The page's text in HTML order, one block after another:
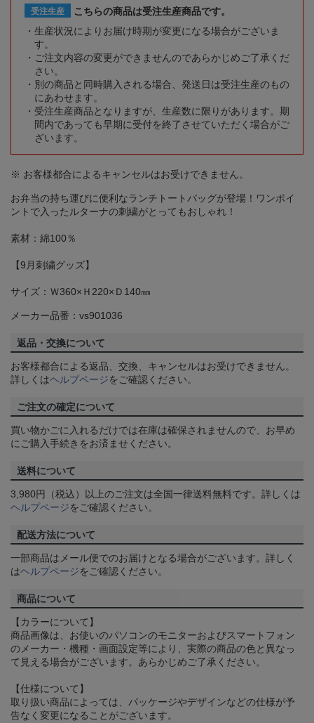
受注生産
こちらの商品は受注生産商品です。
生産状況によりお届け時期が変更になる場合がございま
す。
ご注文内容の変更ができませんのであらかじめご了承くだ
さい。
別の商品と同時購入される場合、発送日は受注生産のもの
にあわせます。
受注生産商品となりますが、生産数に限りがあります。期
間内であっても早期に受付を終了させていただく場合がご
ざいます。
※ お客様都合によるキャンセルはお受けできません。
お弁当の持ち運びに便利なランチトートバッグが登場！ワンポイ
ントで入ったルターナの刺繍がとってもおしゃれ！
素材：綿100％
【9月刺繍グッズ】
サイズ：Ｗ360×Ｈ220×Ｄ140㎜
メーカー品番：vs901036
返品・交換について
お客様都合による返品、交換、キャンセルはお受けできません。
詳しくはヘルプページをご確認ください。
ご注文の確定について
買い物かごに入れるだけでは在庫は確保されませんので、お早め
にご購入手続きをお済ませください。
送料について
3,980円（税込）以上のご注文は全国一律送料無料です。詳しくは
ヘルプページをご確認ください。
配送方法について
一部商品はメール便でのお届けとなる場合がございます。詳しく
はヘルプページをご確認ください。
商品について
【カラーについて】
商品画像は、お使いのパソコンのモニターおよびスマートフォン
のメーカー・機種・画面設定等により、実際の商品の色と異なっ
て見える場合がございます。あらかじめご了承ください。
【仕様について】
取り扱い商品によっては、パッケージやデザインなどの仕様が予
告なく変更になることがございます。